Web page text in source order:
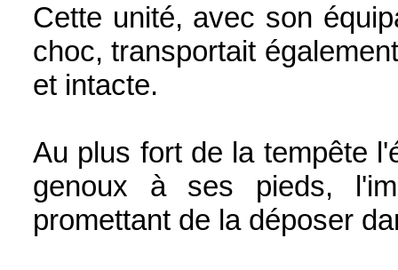
Cette unité, avec son
choc, transportait
et intacte.
Au plus fort de la tempête
genoux à ses pieds,
promettant de la déposer